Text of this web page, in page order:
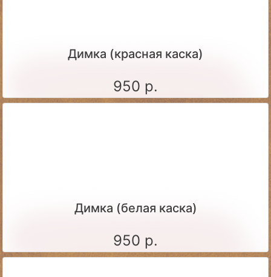
Димка (красная каска)
950 р.
Димка (белая каска)
950 р.